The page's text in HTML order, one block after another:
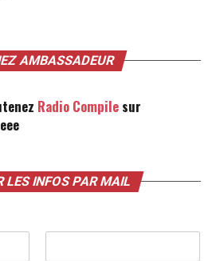
AMBASSADEUR
Radio Compilesur
LES INFOS PAR MAIL